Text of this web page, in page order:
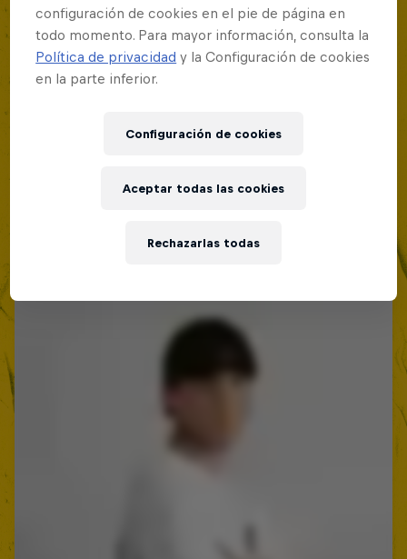
Red Bull Batalla Nueva Historia:
MC BATTLE
configuración de cookies en el pie de página en
todo momento. Para mayor información, consulta la
Política de privacidad y la Configuración de cookies
en la parte inferior.
Configuración de cookies
Rechazarlas todas
Aceptar todas las cookies